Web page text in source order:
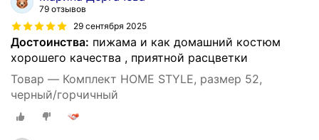
79 отзывов
29 сентября 2025
Достоинства: пижама и как домашний костюм
хорошего качества , приятной расцветки
Товар — Комплект HOME STYLE, размер 52,
черный/горчичный